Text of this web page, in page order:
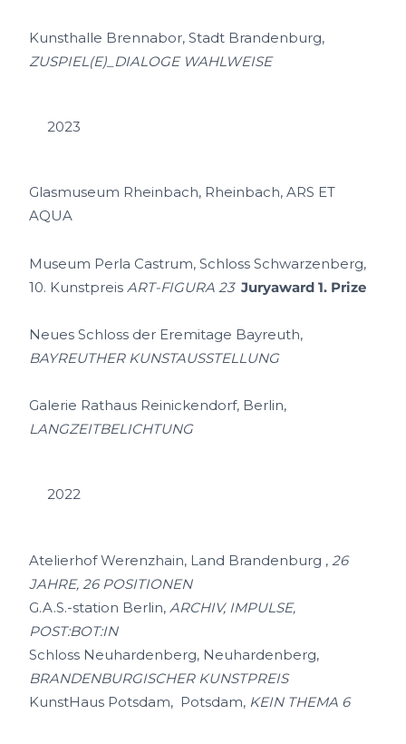
Kunsthalle Brennabor, Stadt Brandenburg,
ZUSPIEL(E)_DIALOGE WAHLWEISE
2023
Glasmuseum Rheinbach, Rheinbach, ARS ET
AQUA
Museum Perla Castrum, Schloss Schwarzenberg,
10. Kunstpreis ART-FIGURA 23Juryaward 1. Prize
Neues Schloss der Eremitage Bayreuth,
BAYREUTHER KUNSTAUSSTELLUNG
Galerie Rathaus Reinickendorf, Berlin,
LANGZEITBELICHTUNG
2022
Atelierhof Werenzhain, Land Brandenburg , 26
JAHRE, 26 POSITIONEN
G.A.S.-station Berlin, ARCHIV, IMPULSE,
POST:BOT:IN
Schloss Neuhardenberg, Neuhardenberg,
BRANDENBURGISCHER KUNSTPREIS
KunstHaus Potsdam, Potsdam, KEIN THEMA 6